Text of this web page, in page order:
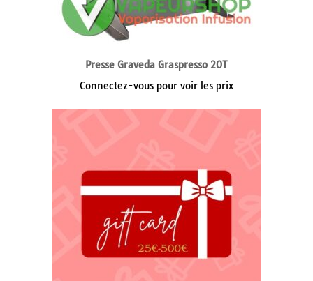
Presse Graveda Graspresso 20T
Connectez-vous pour voir les prix